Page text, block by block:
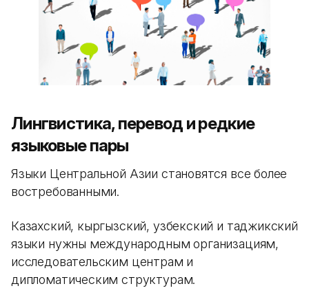
Лингвистика, перевод и редкие
языковые пары
Языки Центральной Азии становятся все более
востребованными.
Казахский, кыргызский, узбекский и таджикский
языки нужны международным организациям,
исследовательским центрам и
дипломатическим структурам.